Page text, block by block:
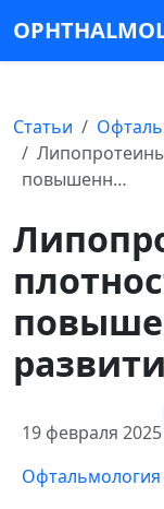
Статьи
повышенн…
19 февраля 2025